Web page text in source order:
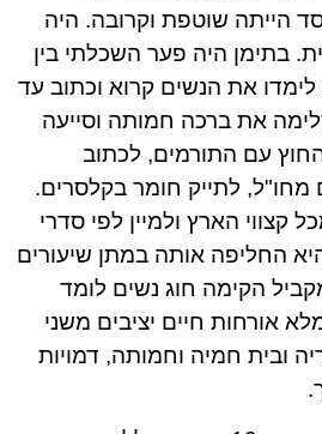
הייתה שוטפת וקרובה. היה
בתימן היה פער השכלתי בין
את הנשים קרוא וכתוב עד
את ברכה חמותה וסייעה
עם התורמים, לכתוב
מחו"ל, לתייק חומר בקלסרים.
קצווי הארץ ולמיין לפי סדרי
החליפה אותה במתן שיעורים
הקימה חוג נשים לומד
אורחות חיים יציבים משני
ובית חמיה וחמותה, דמויות